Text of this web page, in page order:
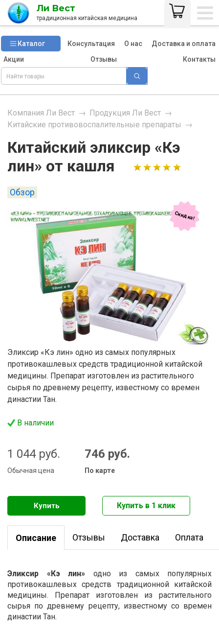
Ли Вест
традиционная китайская медицина
Каталог Консультация О нас
Доставка и оплата
Акции
Отзывы Контакты
Компания Ли Вест → Продукция Ли Вест →
Китайские противовоспалительные препараты →
Китайский эликсир «Кэ
лин» от кашля
Обзор
Скидка!
Эликсир «Кэ лин» одно из самых популярных
противокашлевых средств традиционной китайской
медицины. Препарат изготовлен из растительного
сырья по древнему рецепту, известному со времен
династии Тан.
В наличии
1 044 руб.
Обычная цена
746 руб.
По карте
Описание Отзывы Доставка Оплата
Эликсир «Кэ лин» одно из самых популярных
противокашлевых средств традиционной китайской
медицины. Препарат изготовлен из растительного
сырья по древнему рецепту, известному со времен
династии Тан.